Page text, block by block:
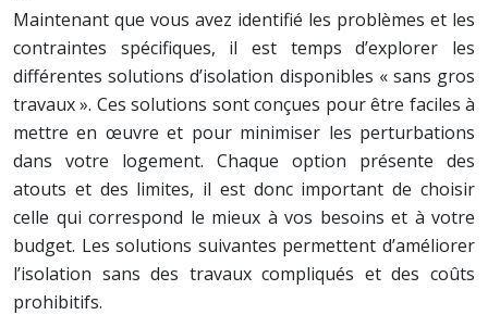
Maintenant que vous avez identifié les problèmes et les
contraintes spécifiques, il est temps d’explorer les
différentes solutions d’isolation disponibles « sans gros
travaux ». Ces solutions sont conçues pour être faciles à
mettre en œuvre et pour minimiser les perturbations
dans votre logement. Chaque option présente des
atouts et des limites, il est donc important de choisir
celle qui correspond le mieux à vos besoins et à votre
budget. Les solutions suivantes permettent d’améliorer
l’isolation sans des travaux compliqués et des coûts
prohibitifs.